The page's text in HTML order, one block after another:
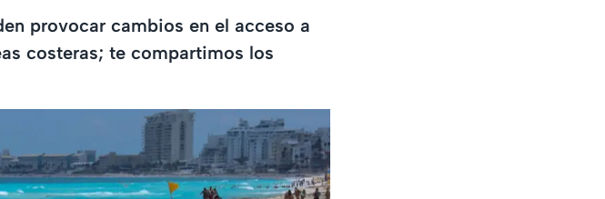
provocar cambios en el acceso a
costeras; te compartimos los